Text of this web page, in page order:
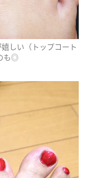
しい（トップコート
も◎